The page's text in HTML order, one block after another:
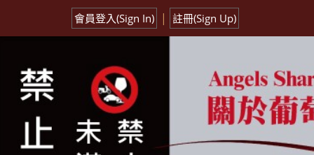
會員登入(Sign In) | 註冊(Sign Up)